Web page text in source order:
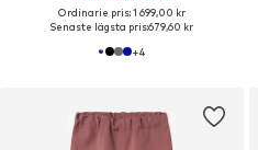
Ordinarie pris: 1 699,00 kr
Senaste lägsta pris:679,60 kr
+4